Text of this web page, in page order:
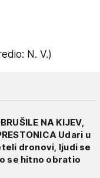
N. V.)
NA KIJEV,
Udari u
dronovi, ljudi se
se hitno obratio